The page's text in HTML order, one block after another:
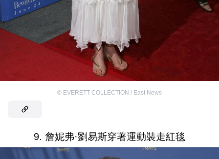
© EVERETT COLLECTION / East News
9. 詹妮弗·劉易斯穿著運動裝走紅毯